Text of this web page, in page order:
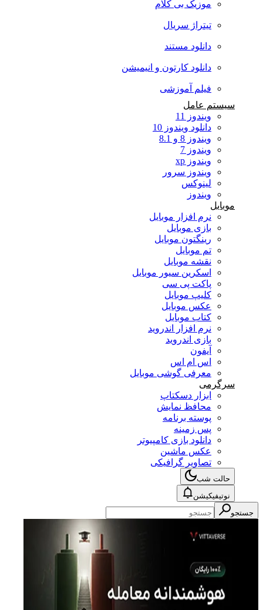
موزیک بی کلام
تیتراژ سریال
دانلود مستند
دانلود کارتون و انیمیشن
فیلم آموزشی
سیستم عامل
ویندوز 11
دانلود ویندوز 10
ویندوز 8 و 8.1
ویندوز 7
ویندوز xp
ویندوز سرور
لینوکس
ویندوز
موبایل
نرم افزار موبایل
بازی موبایل
رینگتون موبایل
تم موبایل
نقشه موبایل
اسکرین سیور موبایل
پاکت پی سی
کلیپ موبایل
عکس موبایل
کتاب موبایل
نرم افزار اندروید
بازی اندروید
آیفون
اس ام اس
معرفی گوشی موبایل
سرگرمی
ابزار دسکتاپ
محافظ نمایش
پوسته برنامه
پس زمینه
دانلود بازی کامپیوتر
عکس ماشین
تصاویر گرافیکی
حالت شب
نوتیفیکیشن
جستجو